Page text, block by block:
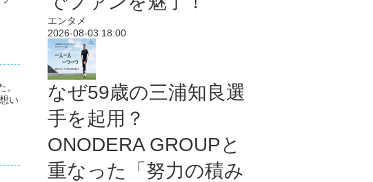
い
エンタメ
2026-08-03 18:00
なぜ59歳の三浦知良選
手を起用？
ONODERA GROUPと
重なった「努力の積み